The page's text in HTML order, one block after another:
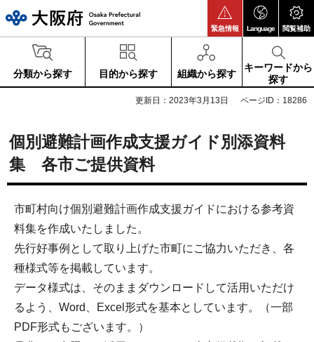
緊急情報 Language 閲覧補助
分類から探す 目的から探す 組織から探す
キーワードから
探す
更新日：2023年3月13日 ページID：18286
個別避難計画作成支援ガイド別添資料
集 各市ご提供資料
市町村向け個別避難計画作成支援ガイドにおける参考資
料集を作成いたしました。
先行好事例として取り上げた市町にご協力いただき、各
種様式等を掲載しています。
データ様式は、そのままダウンロードして活用いただけ
るよう、Word、Excel形式を基本としています。（一部
PDF形式もございます。）